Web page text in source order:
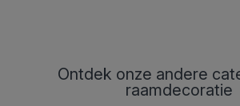
Ontdek onze andere
raamdecoratie